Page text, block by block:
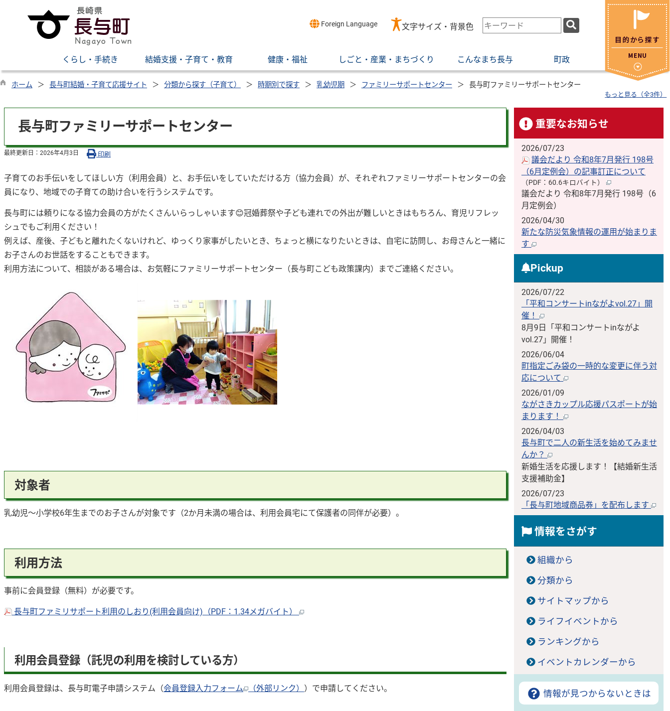
Foreign Language 文字サイズ・背景色
検
索
ー
ワ
ー
くらし・手続き 結婚支援・子育て・教育 健康・福祉 しごと・産業・まちづくり こんなまち長与 町政
ホーム 長与町結婚・子育て応援サイト 分類から探す（子育て） 時期別で探す 乳幼児期 ファミリーサポートセンター 長与町ファミリーサポートセンター
もっと見る（全3件）
長与町ファミリーサポートセンター
最終更新日： 2026年4月3日 印刷
子育てのお手伝いをしてほしい方（利用会員）と、お手伝いをしていただける方（協力会員）が、それぞれファミリーサポートセンターの会
員になり、地域での子育ての助け合いを行うシステムです。
長与町には頼りになる協力会員の方がたくさんいらっしゃいます😊冠婚葬祭や子ども連れでの外出が難しいときはもちろん、育児リフレッ
シュでもご利用ください！
例えば、産後、子どもと離れたくないけれど、ゆっくり家事がしたいとき、ちょっと横になりたいときは、自宅に訪問し、お母さんと一緒に
お子さんのお世話をすることもできます。
利用方法について、相談がある場合は、お気軽にファミリーサポートセンター（長与町こども政策課内）までご連絡ください。
対象者
乳幼児～小学校6年生までのお子さんが対象です（2か月未満の場合は、利用会員宅にて保護者の同伴が必要）。
利用方法
事前に会員登録（無料）が必要です。
長与町ファミリサポート利用のしおり(利用会員向け)（PDF：1.34メガバイト）
利用会員登録（託児の利用を検討している方）
利用会員登録は、長与町電子申請システム（会員登録入力フォーム （外部リンク） ）で申請してください。
重要なお知らせ
2026/07/23
議会だより 令和8年7月発行 198号
（6月定例会）の記事訂正について
（PDF：60.6キロバイト）
議会だより 令和8年7月発行 198号（6
月定例会）
2026/04/30
新たな防災気象情報の運用が始まりま
す
Pickup
2026/07/22
「平和コンサートinながよvol.27」開
催！
8月9日「平和コンサートinながよ
vol.27」開催！
2026/06/04
町指定ごみ袋の一時的な変更に伴う対
応について
2026/01/09
ながさきカップル応援パスポートが始
まります！
2026/04/03
長与町で二人の新生活を始めてみませ
んか？
新婚生活を応援します！【結婚新生活
支援補助金】
2026/07/23
「長与町地域商品券」を配布します
情報をさがす
組織から
分類から
サイトマップから
ライフイベントから
ランキングから
イベントカレンダーから
情報が見つからないときは